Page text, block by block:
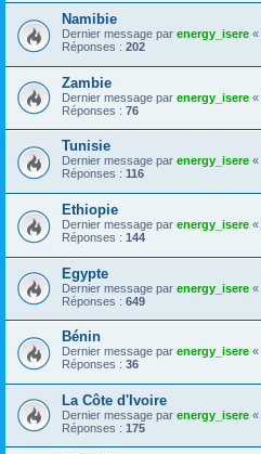
Namibie
Dernier message par energy_isere «
Réponses : 202
Zambie
Dernier message par energy_isere «
Réponses : 76
Tunisie
Dernier message par energy_isere «
Réponses : 116
Ethiopie
Dernier message par energy_isere «
Réponses : 144
Egypte
Dernier message par energy_isere «
Réponses : 649
Bénin
Dernier message par energy_isere «
Réponses : 36
La Côte d'Ivoire
Dernier message par energy_isere «
Réponses : 175